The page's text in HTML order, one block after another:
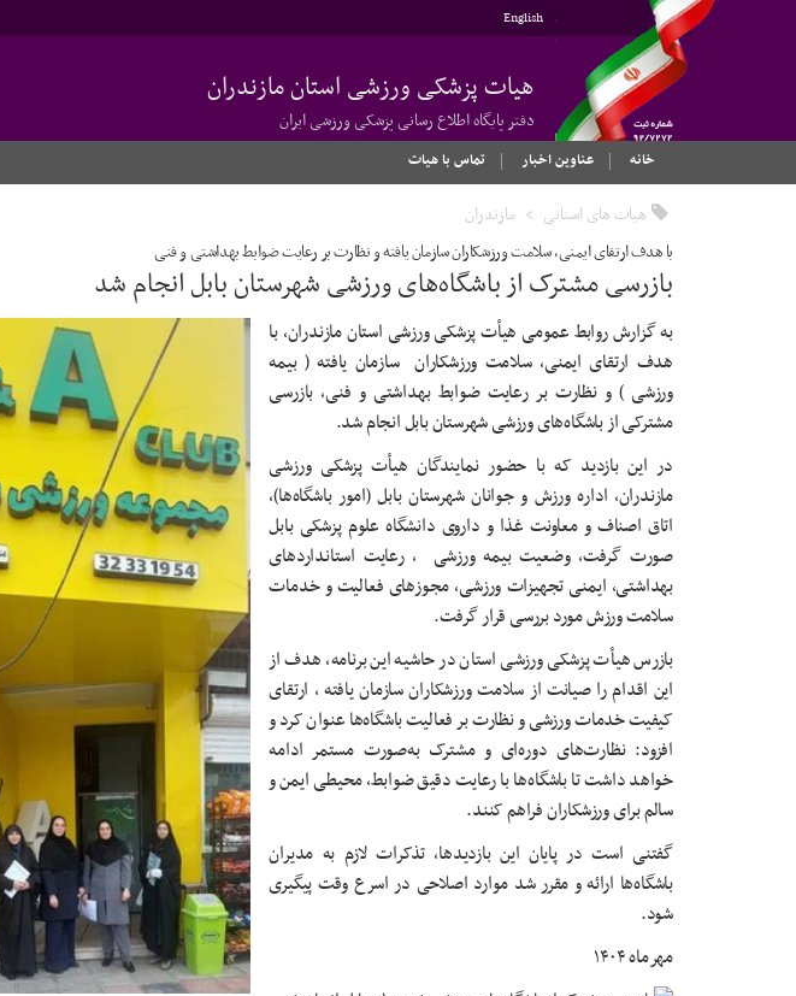
English
هیات پزشکی ورزشی استان مازندران
دفتر پایگاه اطلاع رسانی پزشکی ورزشی ایران
خانه
عناوین اخبار تماس با هیات
هیات های استانی مازندران
با هدف ارتقای ایمنی، سلامت ورزشکاران سازمان یافته و نظارت بر رعایت ضوابط بهداشتی و فنی
بازرسی مشترک از باشگاه‌های ورزشی شهرستان بابل انجام شد
به گزارش روابط عمومی هیأت پزشکی ورزشی استان مازندران، با
هدف ارتقای ایمنی، سلامت ورزشکاران سازمان یافته ( بیمه
ورزشی ) و نظارت بر رعایت ضوابط بهداشتی و فنی، بازرسی
مشترکی از باشگاه‌های ورزشی شهرستان بابل انجام شد.
در این بازدید که با حضور نمایندگان هیأت پزشکی ورزشی
مازندران، اداره ورزش و جوانان شهرستان بابل (امور باشگاه‌ها)،
اتاق اصناف و معاونت غذا و داروی دانشگاه علوم پزشکی بابل
صورت گرفت، وضعیت بیمه ورزشی ، رعایت استانداردهای
بهداشتی، ایمنی تجهیزات ورزشی، مجوزهای فعالیت و خدمات
سلامت ورزش مورد بررسی قرار گرفت.
بازرس هیأت پزشکی ورزشی استان در حاشیه این برنامه، هدف از
این اقدام را صیانت از سلامت ورزشکاران سازمان یافته ، ارتقای
کیفیت خدمات ورزشی و نظارت بر فعالیت باشگاه‌ها عنوان کرد و
افزود: نظارت‌های دوره‌ای و مشترک به‌صورت مستمر ادامه
خواهد داشت تا باشگاه‌ها با رعایت دقیق ضوابط، محیطی ایمن و
سالم برای ورزشکاران فراهم کنند.
گفتنی است در پایان این بازدیدها، تذکرات لازم به مدیران
باشگاه‌ها ارائه و مقرر شد موارد اصلاحی در اسرع وقت پیگیری
شود.
مهرماه ۱۴۰۴